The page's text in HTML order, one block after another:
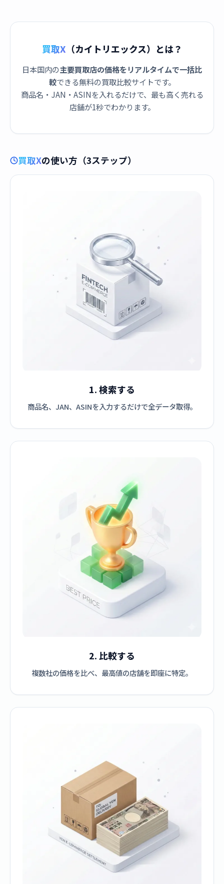
買取X （カイトリエックス）とは？
日本国内の主要買取店の価格をリアルタイムで一括比
較できる無料の買取比較サイトです。
商品名・JAN・ASINを入れるだけで、最も高く売れる
店舗が1秒でわかります。
買取Xの使い方（3ステップ）
1. 検索する
商品名、JAN、ASINを入力するだけで全データ取得。
2. 比較する
複数社の価格を比べ、最高値の店舗を即座に特定。